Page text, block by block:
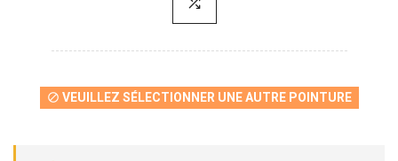
 VEUILLEZ SÉLECTIONNER UNE AUTRE POINTURE